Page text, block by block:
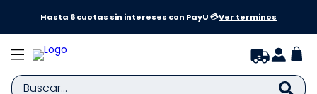
Hasta 6 cuotas sin intereses con PayU 💳Ver terminos
Buscar...